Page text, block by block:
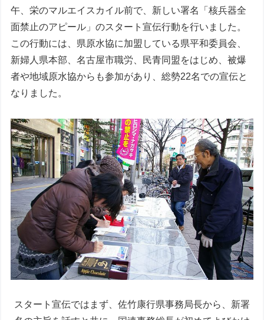
午、栄のマルエイスカイル前で、新しい署名「核兵器全
面禁止のアピール」のスタート宣伝行動を行いました。
この行動には、県原水協に加盟している県平和委員会、
新婦人県本部、名古屋市職労、民青同盟をはじめ、被爆
者や地域原水協からも参加があり、総勢22名での宣伝と
なりました。
スタート宣伝ではまず、佐竹康行県事務局長から、新署